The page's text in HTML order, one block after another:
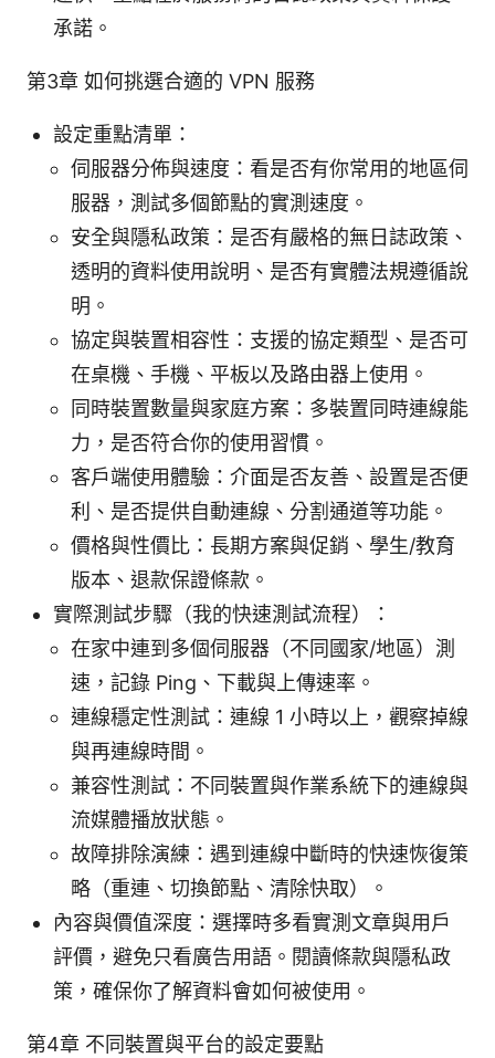
承諾。
第3章 如何挑選合適的 VPN 服務
設定重點清單：
伺服器分佈與速度：看是否有你常用的地區伺
服器，測試多個節點的實測速度。
安全與隱私政策：是否有嚴格的無日誌政策、
透明的資料使用說明、是否有實體法規遵循說
明。
協定與裝置相容性：支援的協定類型、是否可
在桌機、手機、平板以及路由器上使用。
同時裝置數量與家庭方案：多裝置同時連線能
力，是否符合你的使用習慣。
客戶端使用體驗：介面是否友善、設置是否便
利、是否提供自動連線、分割通道等功能。
價格與性價比：長期方案與促銷、學生/教育
版本、退款保證條款。
實際測試步驟（我的快速測試流程）：
在家中連到多個伺服器（不同國家/地區）測
速，記錄 Ping、下載與上傳速率。
連線穩定性測試：連線 1 小時以上，觀察掉線
與再連線時間。
兼容性測試：不同裝置與作業系統下的連線與
流媒體播放狀態。
故障排除演練：遇到連線中斷時的快速恢復策
略（重連、切換節點、清除快取）。
內容與價值深度：選擇時多看實測文章與用戶
評價，避免只看廣告用語。閱讀條款與隱私政
策，確保你了解資料會如何被使用。
第4章 不同裝置與平台的設定要點